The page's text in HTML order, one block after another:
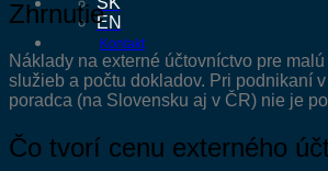
EN
Kontakt
Zhrnutie
Náklady na externé účtovníctvo pre
služieb a počtu dokladov. Pri podnikaní
poradca (na Slovensku aj v ČR) nie je
Čo tvorí cenu externého